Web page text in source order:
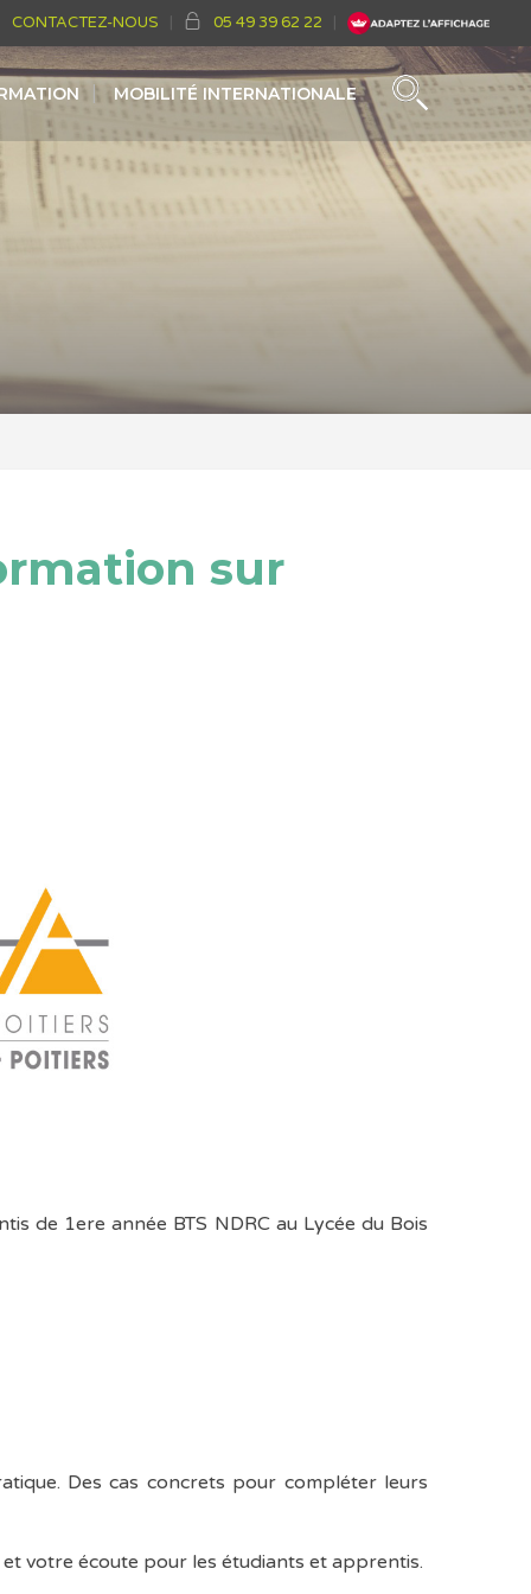
CONTACTEZ-NOUS 05 49 39 62 22
MOBILITÉ INTERNATIONALE
sur
de 1ere année BTS NDRC au Lycée du Bois
Des cas concrets pour compléter leurs
votre écoute pour les étudiants et apprentis.